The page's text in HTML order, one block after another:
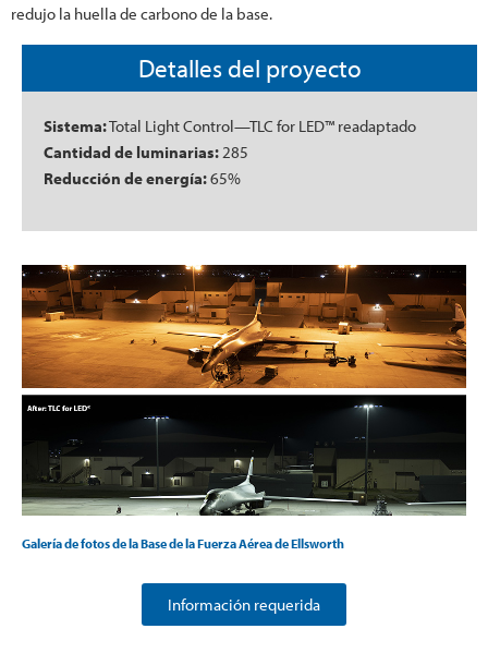
redujo la huella de carbono de la base.
Detalles del proyecto
Sistema:Total Light Control—TLC for LED™ readaptado
Cantidad de luminarias:285
Reducción de energía:65%
Galería de fotos de la Base de la Fuerza Aérea de Ellsworth
Información requerida